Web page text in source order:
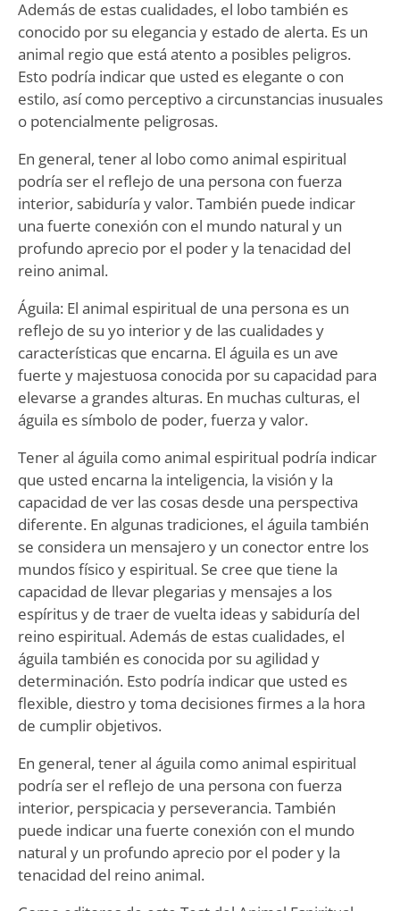
Además de estas cualidades, el lobo también es
conocido por su elegancia y estado de alerta. Es un
animal regio que está atento a posibles peligros.
Esto podría indicar que usted es elegante o con
estilo, así como perceptivo a circunstancias inusuales
o potencialmente peligrosas.
En general, tener al lobo como animal espiritual
podría ser el reflejo de una persona con fuerza
interior, sabiduría y valor. También puede indicar
una fuerte conexión con el mundo natural y un
profundo aprecio por el poder y la tenacidad del
reino animal.
Águila: El animal espiritual de una persona es un
reflejo de su yo interior y de las cualidades y
características que encarna. El águila es un ave
fuerte y majestuosa conocida por su capacidad para
elevarse a grandes alturas. En muchas culturas, el
águila es símbolo de poder, fuerza y valor.
Tener al águila como animal espiritual podría indicar
que usted encarna la inteligencia, la visión y la
capacidad de ver las cosas desde una perspectiva
diferente. En algunas tradiciones, el águila también
se considera un mensajero y un conector entre los
mundos físico y espiritual. Se cree que tiene la
capacidad de llevar plegarias y mensajes a los
espíritus y de traer de vuelta ideas y sabiduría del
reino espiritual. Además de estas cualidades, el
águila también es conocida por su agilidad y
determinación. Esto podría indicar que usted es
flexible, diestro y toma decisiones firmes a la hora
de cumplir objetivos.
En general, tener al águila como animal espiritual
podría ser el reflejo de una persona con fuerza
interior, perspicacia y perseverancia. También
puede indicar una fuerte conexión con el mundo
natural y un profundo aprecio por el poder y la
tenacidad del reino animal.